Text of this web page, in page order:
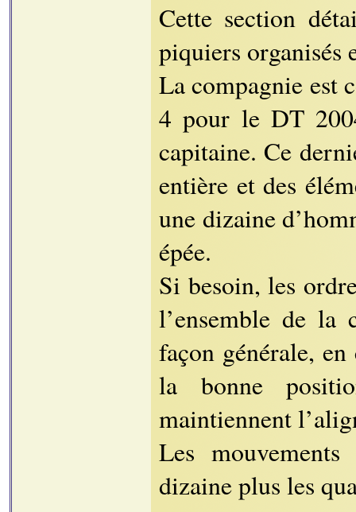
Cette section
piquiers organisés
La compagnie est
4 pour le DT
capitaine. Ce
entière et des
une dizaine
épée.
Si besoin, les
l’ensemble de la
façon générale,
la bonne
maintiennent
Les
dizaine plus les